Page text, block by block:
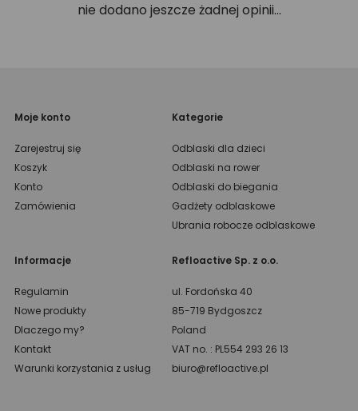
nie dodano jeszcze żadnej opinii...
Moje konto
Zarejestruj się
Koszyk
Konto
Zamówienia
Kategorie
Odblaski dla dzieci
Odblaski na rower
Odblaski do biegania
Gadżety odblaskowe
Ubrania robocze odblaskowe
Informacje
Regulamin
Nowe produkty
Dlaczego my?
Kontakt
Warunki korzystania z usług
Refloactive Sp. z o.o.
ul. Fordońska 40
85-719 Bydgoszcz
Poland
VAT no. : PL554 293 26 13
biuro@refloactive.pl